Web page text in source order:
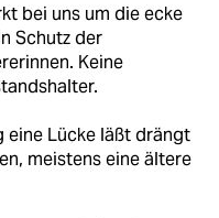
bei uns um die ecke
Schutz der
Keine
eine Lücke läßt drängt
meistens eine ältere